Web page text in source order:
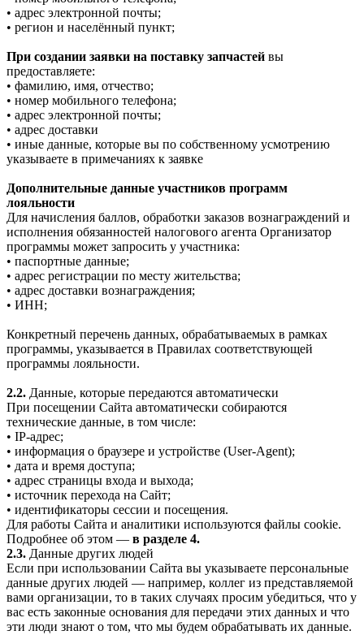
• адрес электронной почты;
• регион и населённый пункт;
При создании заявки на поставку запчастей вы
предоставляете:
• фамилию, имя, отчество;
• номер мобильного телефона;
• адрес электронной почты;
• адрес доставки
• иные данные, которые вы по собственному усмотрению
указываете в примечаниях к заявке
Дополнительные данные участников программ
лояльности
Для начисления баллов, обработки заказов вознаграждений и
исполнения обязанностей налогового агента Организатор
программы может запросить у участника:
• паспортные данные;
• адрес регистрации по месту жительства;
• адрес доставки вознаграждения;
• ИНН;
Конкретный перечень данных, обрабатываемых в рамках
программы, указывается в Правилах соответствующей
программы лояльности.
2.2. Данные, которые передаются автоматически
При посещении Сайта автоматически собираются
технические данные, в том числе:
• IP-адрес;
• информация о браузере и устройстве (User-Agent);
• дата и время доступа;
• адрес страницы входа и выхода;
• источник перехода на Сайт;
• идентификаторы сессии и посещения.
Для работы Сайта и аналитики используются файлы cookie.
Подробнее об этом — в разделе 4.
2.3. Данные других людей
Если при использовании Сайта вы указываете персональные
данные других людей — например, коллег из представляемой
вами организации, то в таких случаях просим убедиться, что у
вас есть законные основания для передачи этих данных и что
эти люди знают о том, что мы будем обрабатывать их данные.